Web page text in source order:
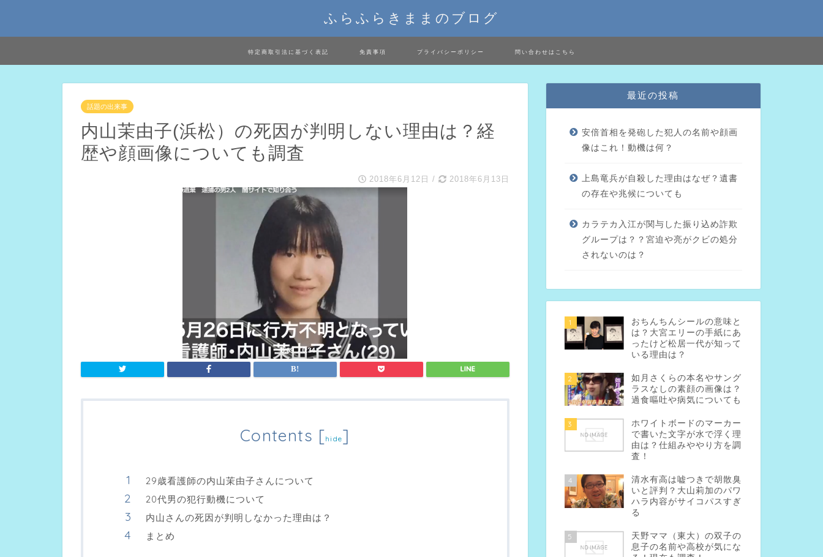
ふらふらきままのブログ
特定商取引法に基づく表記 免責事項 プライバシーポリシー 問い合わせはこちら
話題の出来事
内山茉由子(浜松）の死因が判明しない理由は？経
歴や顔画像についても調査
2018年6月12日 / 2018年6月13日
Contents [hide]
29歳看護師の内山茉由子さんについて
20代男の犯行動機について
内山さんの死因が判明しなかった理由は？
まとめ
最近の投稿
安倍首相を発砲した犯人の名前や顔画
像はこれ！動機は何？
上島竜兵が自殺した理由はなぜ？遺書
の存在や兆候についても
カラテカ入江が関与した振り込め詐欺
グループは？？宮迫や亮がクビの処分
されないのは？
1
おちんちんシールの意味と
は？大宮エリーの手紙にあ
ったけど松居一代が知って
いる理由は？
2
如月さくらの本名やサング
ラスなしの素顔の画像は？
過食嘔吐や病気についても
3
ホワイトボードのマーカー
で書いた文字が水で浮く理
由は？仕組みややり方を調
査！
4
清水有高は嘘つきで胡散臭
いと評判？大山莉加のパワ
ハラ内容がサイコパスすぎ
る
5
天野ママ（東大）の双子の
息子の名前や高校が気にな